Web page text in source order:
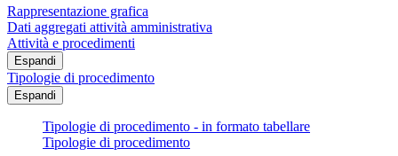
Rappresentazione grafica
Dati aggregati attività amministrativa
Attività e procedimenti
Espandi
Tipologie di procedimento
Espandi
Tipologie di procedimento - in formato tabellare
Tipologie di procedimento